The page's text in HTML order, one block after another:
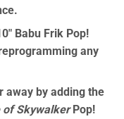
Babu Frik Pop!
any
away by adding the
of SkywalkerPop!